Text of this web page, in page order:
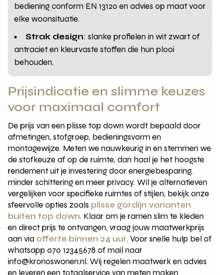
bediening conform EN 13120 en advies op maat voor
elke woonsituatie.
Strak design: slanke profielen in wit zwart of
antraciet en kleurvaste stoffen die hun plooi
behouden.
Prijsindicatie en slimme keuzes
voor maximaal comfort
De prijs van een plisse top down wordt bepaald door
afmetingen, stofgroep, bedieningsvorm en
montagewijze. Meten we nauwkeurig in en stemmen we
de stofkeuze af op de ruimte, dan haal je het hoogste
rendement uit je investering door energiebesparing,
minder schittering en meer privacy. Wil je alternatieven
vergelijken voor specifieke ruimtes of stijlen, bekijk onze
sfeervolle opties zoals plisse gordijn varianten
buiten top down. Klaar om je ramen slim te kleden
en direct prijs te ontvangen, vraag jouw maatwerkprijs
aan via offerte binnen 24 uur. Voor snelle hulp bel of
whatsapp 070 12345678 of mail naar
info@kronoswonen.nl. Wij regelen maatwerk en advies
en leveren een totaalservice van meten maken